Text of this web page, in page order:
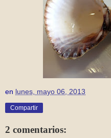
en lunes, mayo 06, 2013
Compartir
2 comentarios: